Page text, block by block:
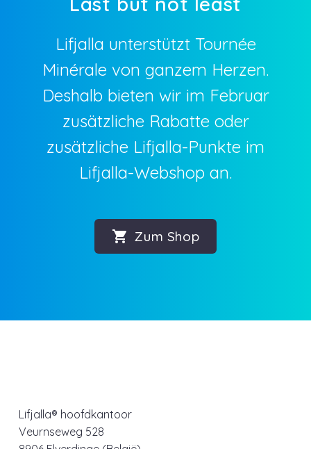
Lifjalla unterstützt Tournée
Minérale von ganzem Herzen.
Deshalb bieten wir im Februar
zusätzliche Rabatte oder
zusätzliche Lifjalla-Punkte im
Lifjalla-Webshop an.
 Zum Shop
Lifjalla® hoofdkantoor
Veurnseweg 528